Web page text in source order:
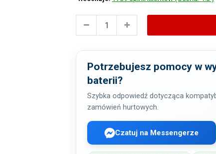
Potrzebujesz pomocy w
baterii?
Szybka odpowiedź dotycząca
zamówień hurtowych.
Czatuj na Messengerze